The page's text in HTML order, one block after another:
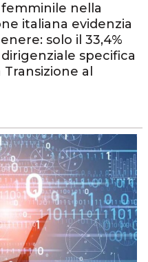
femminile nella
italiana evidenzia
solo il 33,4%
specifica
al